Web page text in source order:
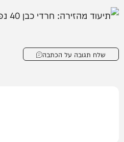
שלח תגובה על הכתבה